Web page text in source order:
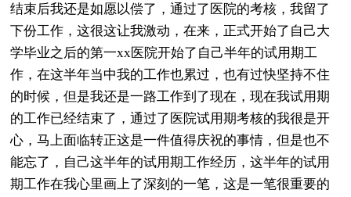
结束后我还是如愿以偿了，通过了医院的考核，我留了
下份工作，这很这让我激动，在来，正式开始了自己大
学毕业之后的第一xx医院开始了自己半年的试用期工
作，在这半年当中我的工作也累过，也有过快坚持不住
的时候，但是我还是一路工作到了现在，现在我试用期
的工作已经结束了，通过了医院试用期考核的我很是开
心，马上面临转正这是一件值得庆祝的事情，但是也不
能忘了，自己这半年的试用期工作经历，这半年的试用
期工作在我心里画上了深刻的一笔，这是一笔很重要的